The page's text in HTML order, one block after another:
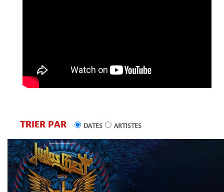
TRIER PAR DATES ARTISTES